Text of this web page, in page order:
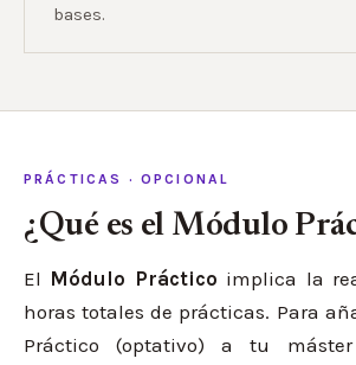
bases.
PRÁCTICAS · OPCIONAL
¿Qué es el Módulo
El Módulo Práctico implica la
horas totales de prácticas. Para
Práctico (optativo) a tu